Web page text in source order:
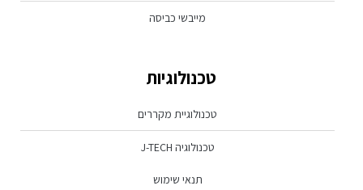
מייבשי כביסה
טכנולוגיות
טכנולוגיית מקררים
טכנולוגיה J-TECH
תנאי שימוש